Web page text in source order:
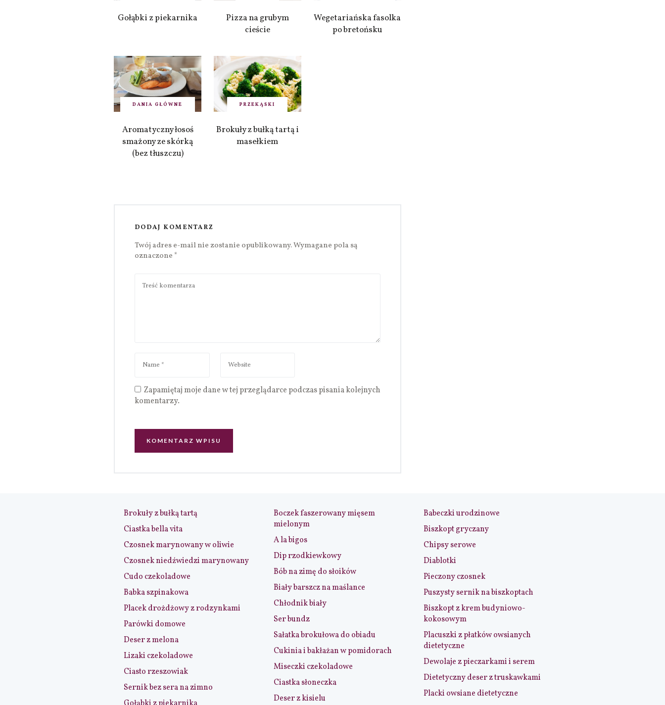
Gołąbki z piekarnika
Pizza na grubym
cieście
Wegetariańska fasolka
po bretońsku
DANIA GŁÓWNE
Aromatyczny łosoś
smażony ze skórką
(bez tłuszczu)
PRZEKĄSKI
Brokuły z bułką tartą i
masełkiem
DODAJ KOMENTARZ
Twój adres e-mail nie zostanie opublikowany.Wymagane pola są
oznaczone *
Zapamiętaj moje dane w tej przeglądarce podczas pisania kolejnych
komentarzy.
Brokuły z bułką tartą
Ciastka bella vita
Czosnek marynowany w oliwie
Czosnek niedźwiedzi marynowany
Cudo czekoladowe
Babka szpinakowa
Placek drożdżowy z rodzynkami
Parówki domowe
Deser z melona
Lizaki czekoladowe
Ciasto rzeszowiak
Sernik bez sera na zimno
Boczek faszerowany mięsem
mielonym
A la bigos
Dip rzodkiewkowy
Bób na zimę do słoików
Biały barszcz na maślance
Chłodnik biały
Ser bundz
Sałatka brokułowa do obiadu
Cukinia i bakłażan w pomidorach
Miseczki czekoladowe
Ciastka słoneczka
Deser z kisielu
Babeczki urodzinowe
Biszkopt gryczany
Chipsy serowe
Diablotki
Pieczony czosnek
Puszysty sernik na biszkoptach
Biszkopt z krem budyniowo-
kokosowym
Placuszki z płatków owsianych
dietetyczne
Dewolaje z pieczarkami i serem
Dietetyczny deser z truskawkami
Placki owsiane dietetyczne